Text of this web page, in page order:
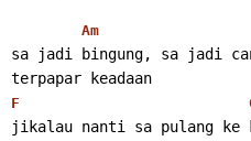
Am
sa jadi bingung, sa jadi
terpapar keadaan
F
jikalau nanti sa pulang ke